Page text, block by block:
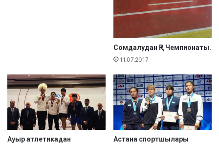
Сомдалудан ҚР Чемпионаты.
11.07.2017
Ауыр атлетикадан
Астана спортшылары